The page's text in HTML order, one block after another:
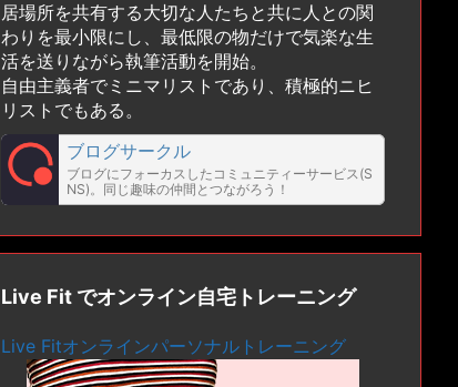
居場所を共有する大切な人たちと共に人との関
わりを最小限にし、最低限の物だけで気楽な生
活を送りながら執筆活動を開始。
自由主義者でミニマリストであり、積極的ニヒ
リストでもある。
ブログサークル
ブログにフォーカスしたコミュニティーサービス(S
NS)。同じ趣味の仲間とつながろう！
Live Fit でオンライン自宅トレーニング
Live Fitオンラインパーソナルトレーニング